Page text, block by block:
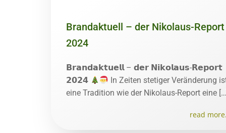
Brandaktuell – der Nikolaus-Report
2024
𝗕𝗿𝗮𝗻𝗱𝗮𝗸𝘁𝘂𝗲𝗹𝗹 – 𝗱𝗲𝗿 𝗡𝗶𝗸𝗼𝗹𝗮𝘂𝘀-𝗥𝗲𝗽𝗼𝗿𝘁
𝟮𝟬𝟮𝟰
In Zeiten stetiger Veränderung
eine Tradition wie der Nikolaus-Report eine
read